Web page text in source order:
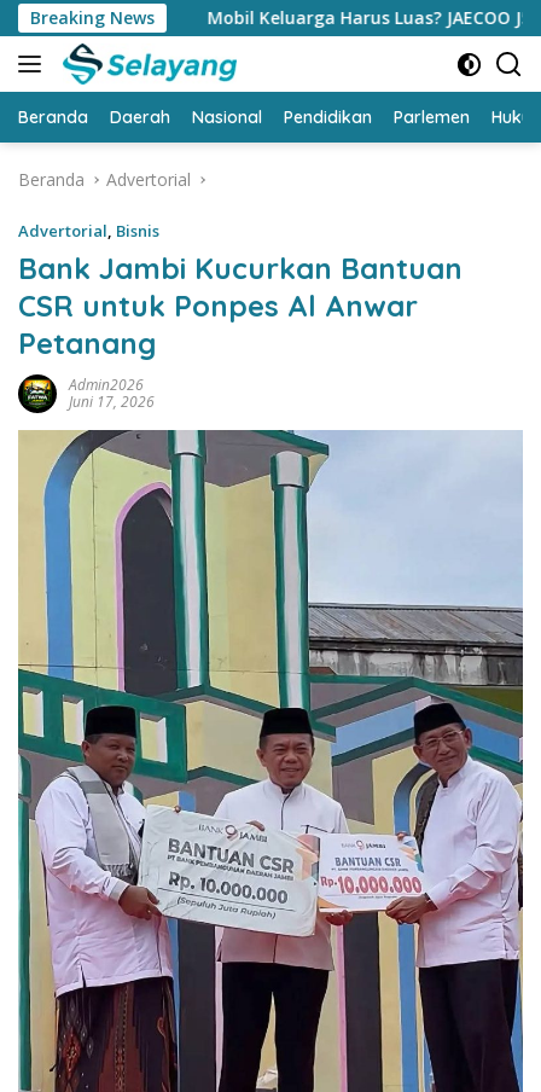
Langsung
ke
konten
Breaking News
Mobil Keluarga Harus Luas? JAECOO J5 EV Punya
Beranda Daerah Nasional Pendidikan Parlemen
Beranda Advertorial
Advertorial, Bisnis
Bank Jambi Kucurkan Bantuan
CSR untuk Ponpes Al Anwar
Petanang
Admin2026
Juni 17, 2026